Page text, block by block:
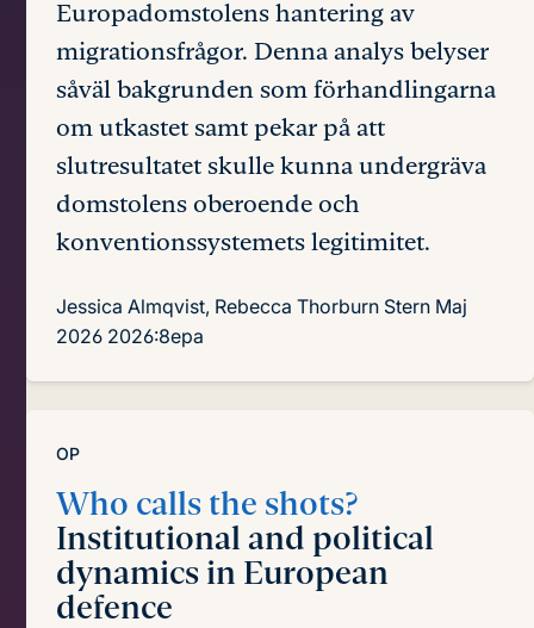
Europadomstolens hantering av
migrationsfrågor. Denna analys belyser
såväl bakgrunden som förhandlingarna
om utkastet samt pekar på att
slutresultatet skulle kunna undergräva
domstolens oberoende och
konventionssystemets legitimitet.
Jessica Almqvist, Rebecca Thorburn Stern Maj
2026 2026:8epa
OP
Who calls the shots?
Institutional and political
dynamics in European
defence